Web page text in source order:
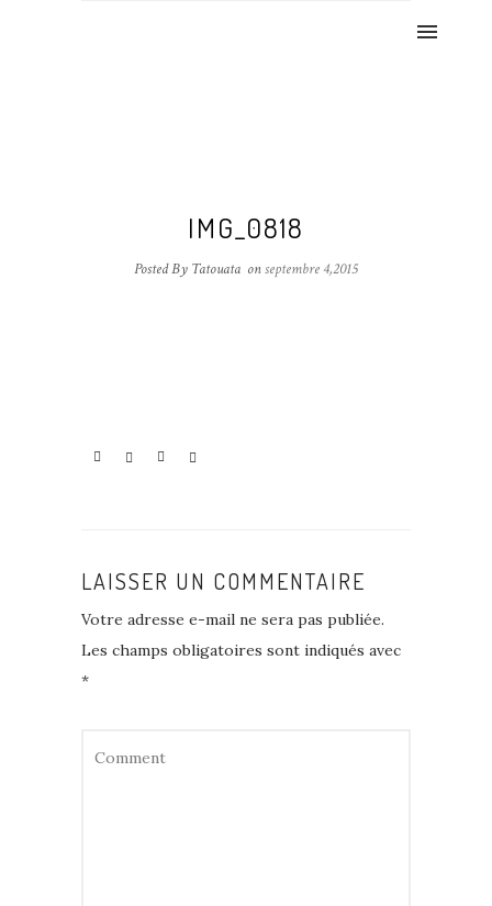
IMG_0818
Posted By Tatouata onseptembre 4,2015
LAISSER UN COMMENTAIRE
Votre adresse e-mail ne sera pas publiée.
Les champs obligatoires sont indiqués avec
*